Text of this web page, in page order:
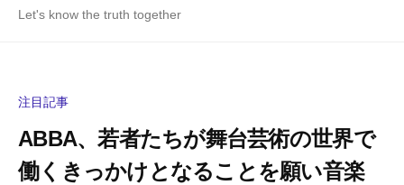
Let's know the truth together
注目記事
ABBA、若者たちが舞台芸術の世界で
働くきっかけとなることを願い音楽